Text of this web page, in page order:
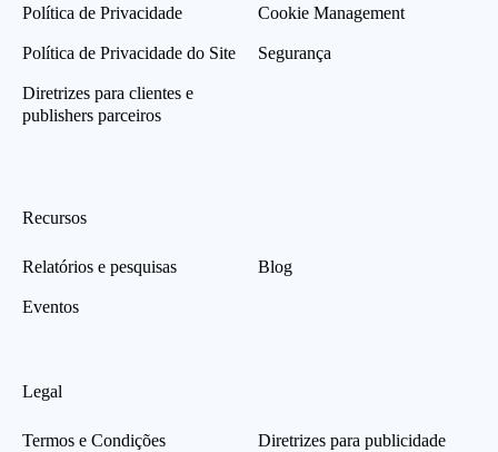
Política de Privacidade
Política de Privacidade do Site
Diretrizes para clientes e
publishers parceiros
Cookie Management
Segurança
Recursos
Relatórios e pesquisas
Eventos
Blog
Legal
Termos e Condições Diretrizes para publicidade